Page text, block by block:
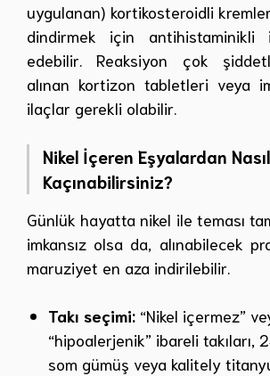
uygulanan) kortikosteroidli kremler
dindirmek için antihistaminikli
edebilir. Reaksiyon çok
alınan kortizon tabletleri veya
ilaçlar gerekli olabilir.
Nikel İçeren Eşyalardan Nasıl
Kaçınabilirsiniz?
Günlük hayatta nikel ile teması
imkansız olsa da, alınabilecek
maruziyet en aza indirilebilir.
Takı seçimi: “Nikel içermez”
“hipoalerjenik” ibareli takıları,
som gümüş veya kalitely